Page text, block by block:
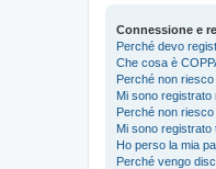
Connessione e
Perché devo
Che cosa è
Perché non
Mi sono registrato
Perché non
Mi sono registrato
Ho perso la mia
Perché vengo